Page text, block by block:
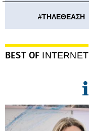
#ΤΗΛΕΘΕΑΣΗ
BEST OF INTERNET